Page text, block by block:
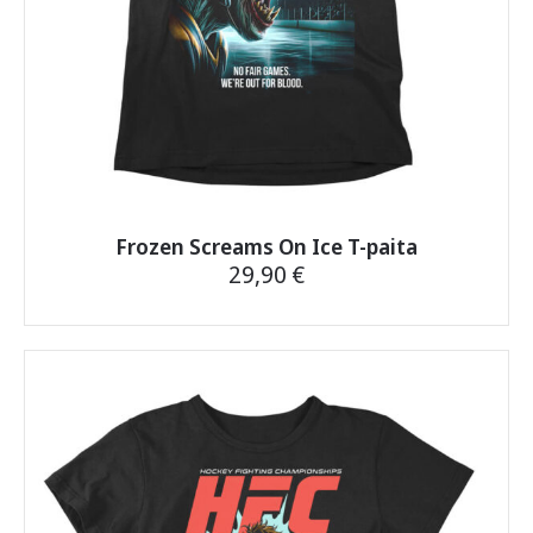
Noutamattomasta ja palautuneesta paketista
pidätämme takaisin lähettämisestä aiheutuvan
kustannuksen 5,90 €.
Jos jokin askarruttaa,
, vastaamme
nopeasti.
Frozen Screams On Ice T-paita
29,90 €
tuotteella
muunnelma.
tehdä
valinnat